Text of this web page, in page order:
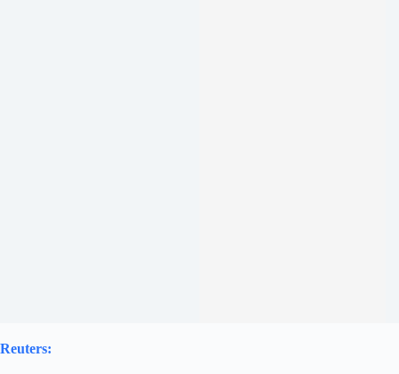
Reuters: